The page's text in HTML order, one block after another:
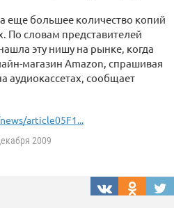
еще большее количество копий
По словам представителей
эту нишу на рынке, когда
магазин Amazon, спрашивая
аудиокассетах, сообщает
article05F1...
2009